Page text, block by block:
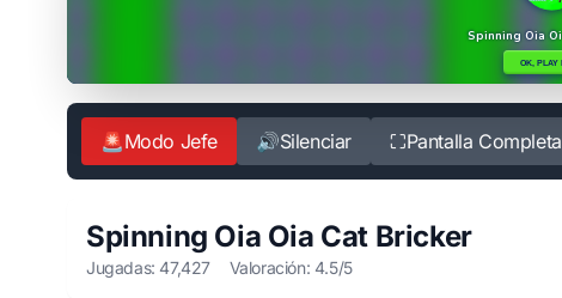
🚨Modo Jefe 🔊Silenciar ⛶Pantalla Completa
Spinning Oia Oia Cat Bricker
Jugadas: 47,427 Valoración: 4.5/5